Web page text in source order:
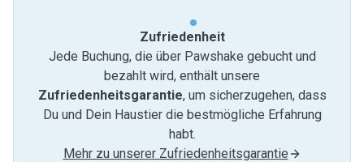
Zufriedenheit
Jede Buchung, die über Pawshake gebucht und
bezahlt wird, enthält unsere
Zufriedenheitsgarantie, um sicherzugehen, dass
Du und Dein Haustier die bestmögliche Erfahrung
habt.
Mehr zu unserer Zufriedenheitsgarantie